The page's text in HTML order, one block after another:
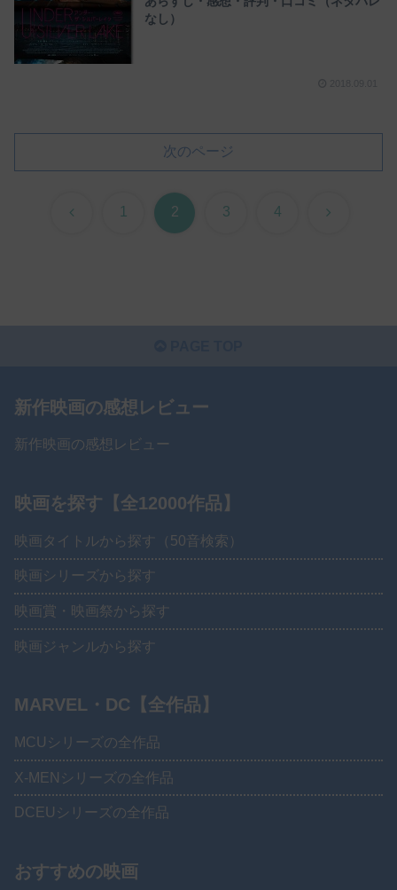
なし）
次のページ
前 1 2 3 4 次
新作映画の感想レビュー
新作映画の感想レビュー
映画を探す【全12000作品】
映画タイトルから探す（50音検索）
映画シリーズから探す
映画賞・映画祭から探す
映画ジャンルから探す
MARVEL・DC【全作品】
MCUシリーズの全作品
X-MENシリーズの全作品
DCEUシリーズの全作品
おすすめの映画